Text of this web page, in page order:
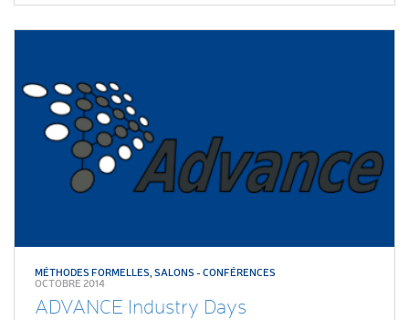
MÉTHODES FORMELLES,SALONS - CONFÉRENCES
OCTOBRE 2014
ADVANCE Industry Days